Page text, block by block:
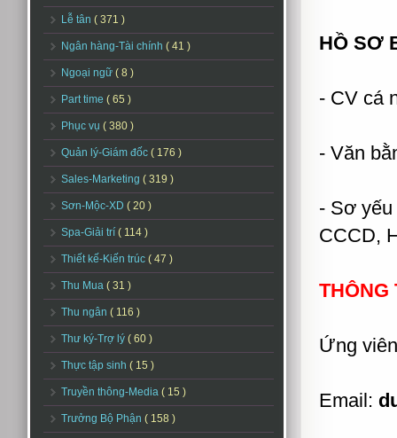
Lễ tân ( 371 )
Ngân hàng-Tài chính ( 41 )
Ngoại ngữ ( 8 )
Part time ( 65 )
Phục vụ ( 380 )
Quản lý-Giám đốc ( 176 )
Sales-Marketing ( 319 )
Sơn-Mộc-XD ( 20 )
Spa-Giải trí ( 114 )
Thiết kế-Kiến trúc ( 47 )
Thu Mua ( 31 )
Thu ngân ( 116 )
Thư ký-Trợ lý ( 60 )
Thực tập sinh ( 15 )
Truyền thông-Media ( 15 )
Trưởng Bộ Phận ( 158 )
HỒ SƠ
- CV cá
- Văn
- Sơ
CCCD,
THÔNG
Ứng
Email: